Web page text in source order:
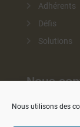
Nous utilisons des
Adhérents
Défis
Solutions
Nous